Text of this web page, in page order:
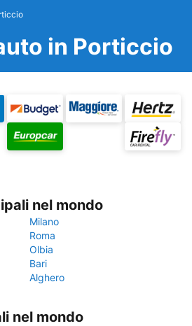
in Porticcio
nel mondo
Milano
Roma
Olbia
Bari
Alghero
nel mondo